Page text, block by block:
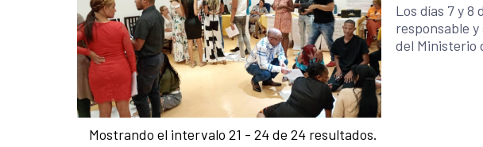
Los días 7 y
responsable
del Ministerio
Mostrando el intervalo 21 - 24 de 24 resultados.